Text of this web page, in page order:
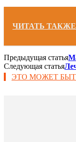
ЧИТАТЬ
Предыдущая статья
Следующая статья
ЭТО МОЖЕТ